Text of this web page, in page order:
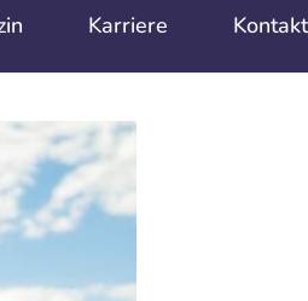
Karriere Kontakt